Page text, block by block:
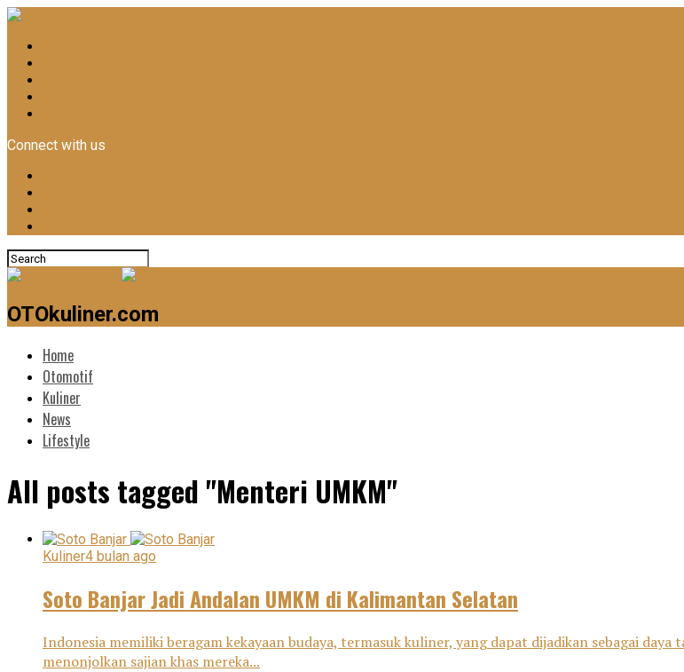
Connect with us
OTOkuliner.com
Home
Otomotif
Kuliner
News
Lifestyle
All posts tagged "Menteri UMKM"
Kuliner4 bulan ago
Soto Banjar Jadi Andalan UMKM di Kalimantan Selatan
Indonesia memiliki beragam kekayaan budaya, termasuk kuliner, yang dapat dijadikan sebagai
menonjolkan sajian khas mereka...